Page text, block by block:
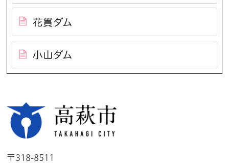
花貫ダム
小山ダム
〒318-8511